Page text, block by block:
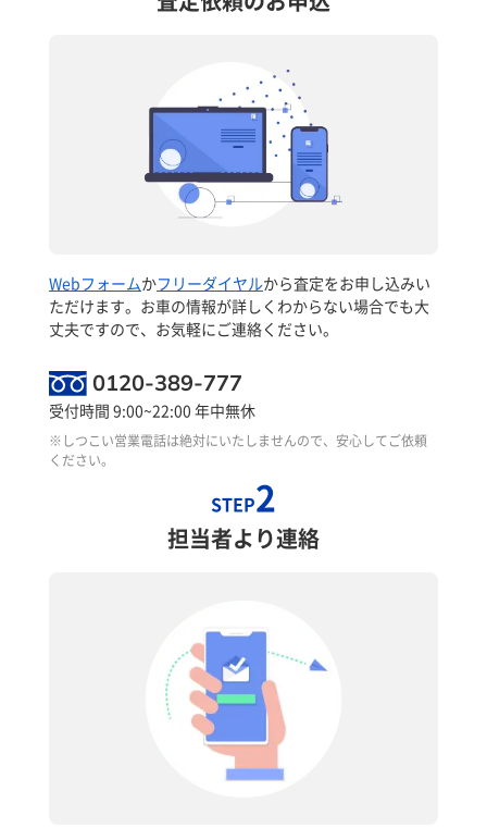
Webフォームかフリーダイヤルから査定をお申し込みい
ただけます。お車の情報が詳しくわからない場合でも大
丈夫ですので、お気軽にご連絡ください。
0120-389-777
受付時間 9:00~22:00 年中無休
※しつこい営業電話は絶対にいたしませんので、安心してご依頼
ください。
STEP2
担当者より連絡